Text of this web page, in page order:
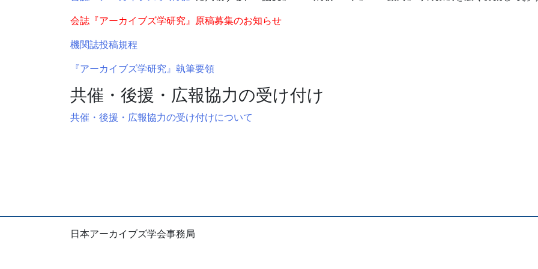
JSASブログ
2026年1月13日
学会誌
『アーカイブズ学研究』第43号
2026年1月13日
学会誌『アーカイブズ学研究』第42号
2025年12月11日
ニュース 【広報協力】日本アーカイブズ学会認定海外アーカイブズ・アーキビスト協会調査研究SIG第2
会誌『アーカイブズ学研究』原稿募集のお知らせ
機関誌投稿規程
『アーカイブズ学研究』執筆要領
共催・後援・広報協力の受け付け
共催・後援・広報協力の受け付けについて
日本アーカイブズ学会事務局